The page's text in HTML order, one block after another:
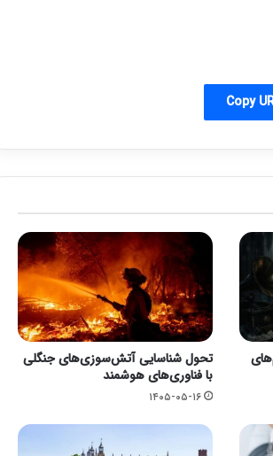
Copy
تحول شناسایی آتش‌سوزی‌های جنگلی
با فناوری‌های هوشمند
۱۴۰۵-۰۵-۱۶